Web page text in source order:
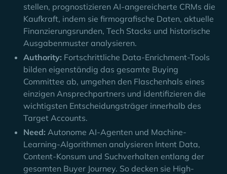
stellen, prognostizieren AI-angereicherte CRMs die
Kaufkraft, indem sie firmografische Daten, aktuelle
Finanzierungsrunden, Tech Stacks und historische
Ausgabenmuster analysieren.
Authority: Fortschrittliche Data-Enrichment-Tools
bilden eigenständig das gesamte Buying
Committee ab, umgehen den Flaschenhals eines
einzigen Ansprechpartners und identifizieren die
wichtigsten Entscheidungsträger innerhalb des
Target Accounts.
Need: Autonome AI-Agenten und Machine-
Learning-Algorithmen analysieren Intent Data,
Content-Konsum und Suchverhalten entlang der
gesamten Buyer Journey. So decken sie High-